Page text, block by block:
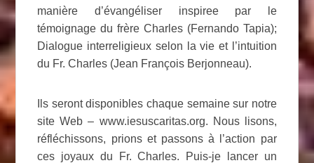
manière d’évangéliser inspiree par le
témoignage du frère Charles (Fernando Tapia);
Dialogue interreligieux selon la vie et l’intuition
du Fr. Charles (Jean François Berjonneau).
Ils seront disponibles chaque semaine sur notre
site Web – www.iesuscaritas.org. Nous lisons,
réfléchissons, prions et passons à l’action par
ces joyaux du Fr. Charles. Puis-je lancer un